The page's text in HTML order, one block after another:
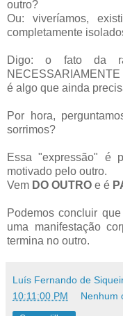
outro?
Ou: viveríamos,
completamente
Digo: o fato da
é algo que ainda
Por hora,
sorrimos?
Essa "expressão" é
motivado pelo outro.
Vem DO OUTRO e é
Podemos concluir
uma manifestação
termina no outro.
Luís Fernando de
10:11:00 PM
Nenhum